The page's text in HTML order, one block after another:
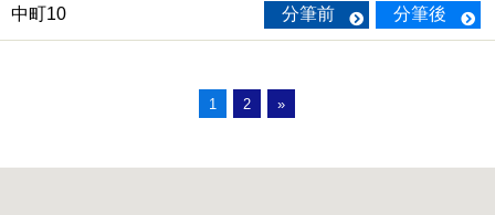
中町10 分筆前 分筆後
1 2 »